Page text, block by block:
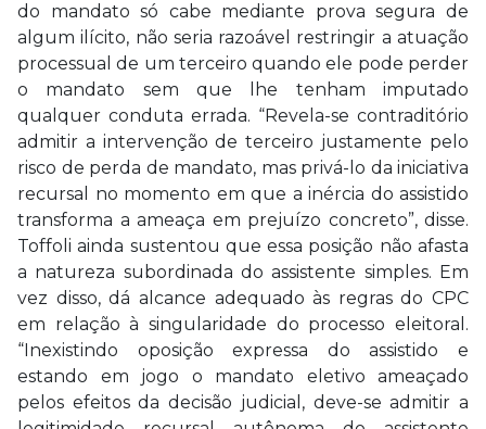
do mandato só cabe mediante prova segura de
algum ilícito, não seria razoável restringir a atuação
processual de um terceiro quando ele pode perder
o mandato sem que lhe tenham imputado
qualquer conduta errada. “Revela-se contraditório
admitir a intervenção de terceiro justamente pelo
risco de perda de mandato, mas privá-lo da iniciativa
recursal no momento em que a inércia do assistido
transforma a ameaça em prejuízo concreto”, disse.
Toffoli ainda sustentou que essa posição não afasta
a natureza subordinada do assistente simples. Em
vez disso, dá alcance adequado às regras do CPC
em relação à singularidade do processo eleitoral.
“Inexistindo oposição expressa do assistido e
estando em jogo o mandato eletivo ameaçado
pelos efeitos da decisão judicial, deve-se admitir a